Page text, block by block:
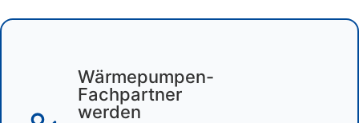
Wärmepumpen-
Fachpartner
werden